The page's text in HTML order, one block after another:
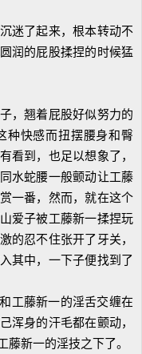
迷了起来，根本转动不
润的屁股揉捏的时候猛
翘着屁股好似努力的
种快感而扭摆腰身和臀
看到，也足以想象了，
水蛇腰一般颤动让工藤
一番，然而，就在这个
爱子被工藤新一揉捏玩
的忍不住张开了牙关，
其中，一下子便找到了
藤新一的淫舌交缠在
浑身的汗毛都在颤动，
新一的淫技之下了。